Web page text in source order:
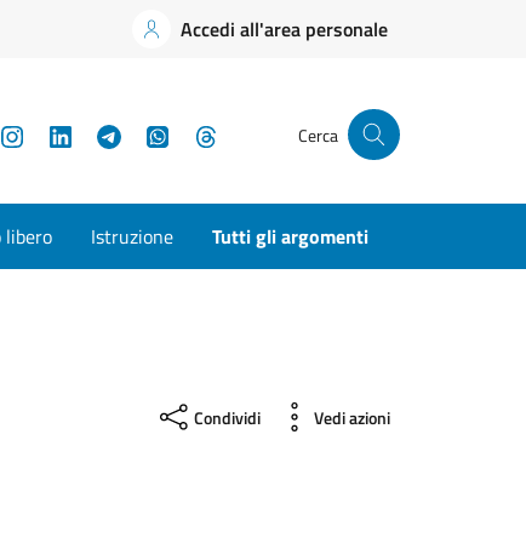
Accedi all'area personale
InstagramLinkedInTelegramWhatsApp Cerca
libero Istruzione Tutti gli argomenti
Condividi Vedi azioni